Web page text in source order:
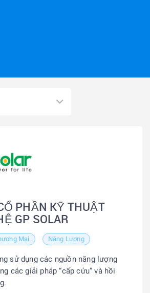
PHẦN KỸ THUẬT
GP SOLAR
Mại Năng Lượng
sử dụng các nguồn năng lượng
các giải pháp “cấp cứu” và hồi